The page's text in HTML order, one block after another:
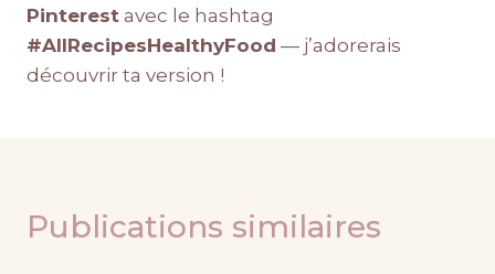
Pinterest avec le hashtag
#AllRecipesHealthyFood — j’adorerais
découvrir ta version !
Publications similaires